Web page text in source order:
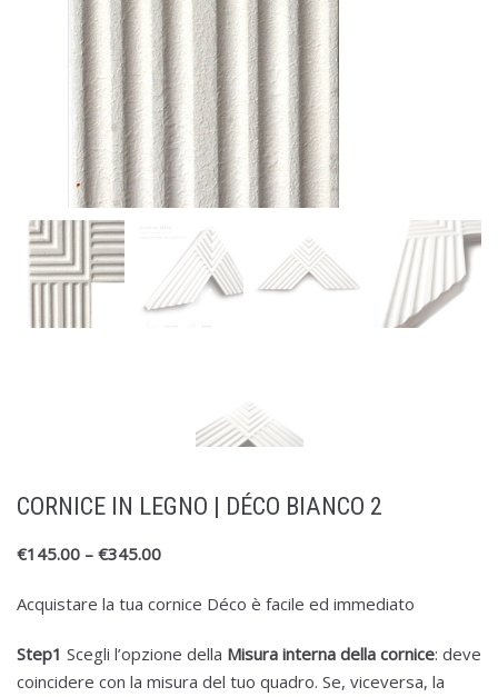
CORNICE IN LEGNO | DÉCO BIANCO 2
€145.00 – €345.00
Acquistare la tua cornice Déco è facile ed immediato
Step1 Scegli l’opzione della Misura interna della cornice: deve
coincidere con la misura del tuo quadro. Se, viceversa, la